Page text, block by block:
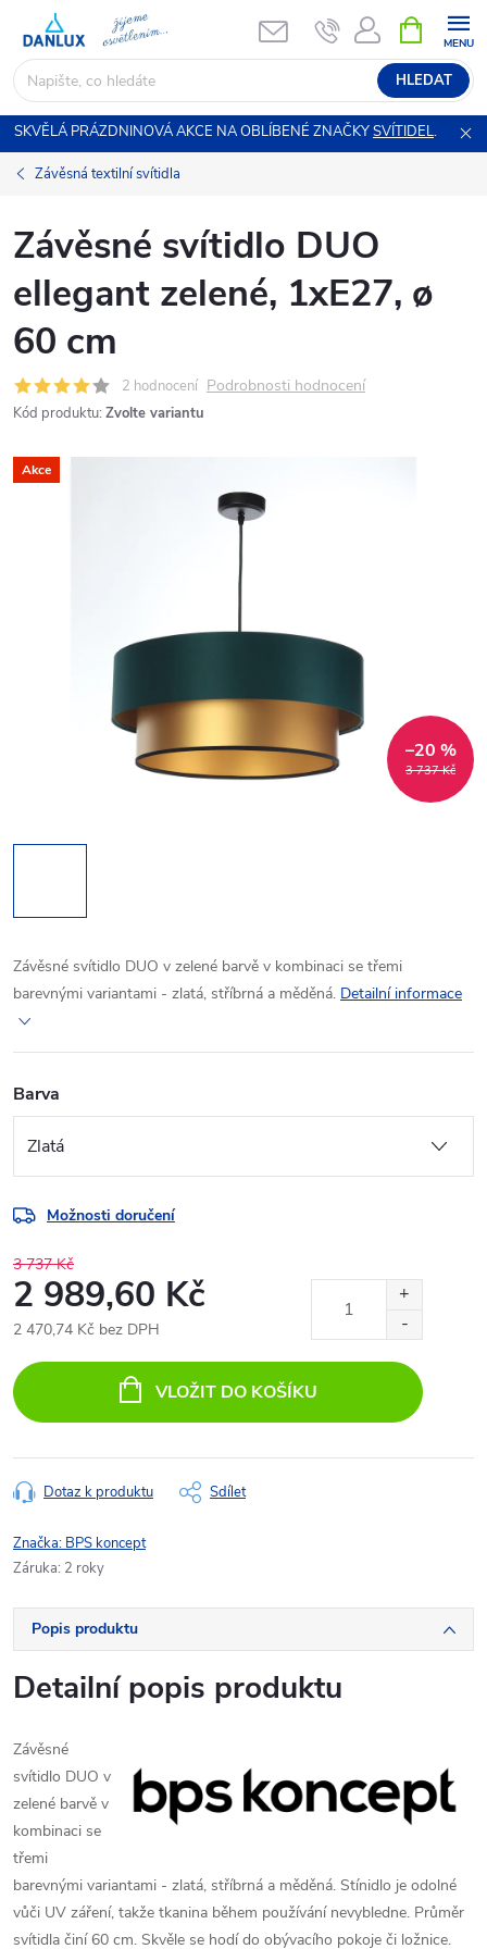
obsah
HLEDAT
NÁKUPNÍ
KOŠÍK
SKVĚLÁ PRÁZDNINOVÁ AKCE NA OBLÍBENÉ ZNAČKYSVÍTIDEL.
Závěsná textilní svítidla
Závěsné svítidlo DUO
ellegant zelené, 1xE27, ø
60 cm
2 hodnocení Podrobnosti hodnocení
Kód produktu: Zvolte variantu
Akce
3 737 Kč
–20 %
Závěsné svítidlo DUO v zelené barvě v kombinaci se třemi
barevnými variantami - zlatá, stříbrná a měděná. Detailní informace
Barva
Možnosti doručení
3 737 Kč
2 989,60 Kč
2 470,74 Kč bez DPH
cena:
VLOŽIT DO KOŠÍKU
Dotaz k produktu Sdílet
Značka: BPS koncept
Záruka: 2 roky
Popis produktu
Detailní popis produktu
Závěsné
svítidlo DUO v
zelené barvě v
kombinaci se
třemi
barevnými variantami - zlatá, stříbrná a měděná. Stínidlo je odolné
vůči UV záření, takže tkanina během používání nevybledne. Průměr
svítidla činí 60 cm. Skvěle se hodí do obývacího pokoje či ložnice.